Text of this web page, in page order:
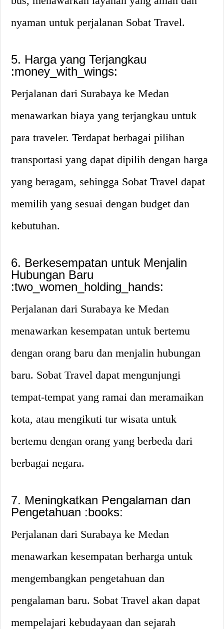
nyaman untuk perjalanan Sobat Travel.
5. Harga yang Terjangkau
:money_with_wings:
Perjalanan dari Surabaya ke Medan
menawarkan biaya yang terjangkau untuk
para traveler. Terdapat berbagai pilihan
transportasi yang dapat dipilih dengan harga
yang beragam, sehingga Sobat Travel dapat
memilih yang sesuai dengan budget dan
kebutuhan.
6. Berkesempatan untuk Menjalin
Hubungan Baru
:two_women_holding_hands:
Perjalanan dari Surabaya ke Medan
menawarkan kesempatan untuk bertemu
dengan orang baru dan menjalin hubungan
baru. Sobat Travel dapat mengunjungi
tempat-tempat yang ramai dan meramaikan
kota, atau mengikuti tur wisata untuk
bertemu dengan orang yang berbeda dari
berbagai negara.
7. Meningkatkan Pengalaman dan
Pengetahuan :books:
Perjalanan dari Surabaya ke Medan
menawarkan kesempatan berharga untuk
mengembangkan pengetahuan dan
pengalaman baru. Sobat Travel akan dapat
mempelajari kebudayaan dan sejarah